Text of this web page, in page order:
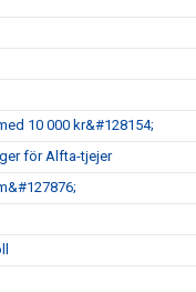
10 000 kr&#128154;
för Alfta-tjejer